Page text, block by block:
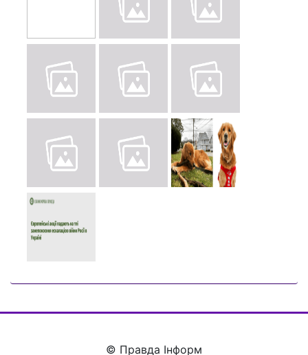
© Правда Інформ